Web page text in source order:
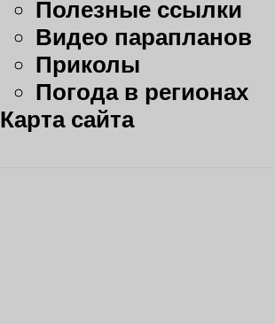
Полезные ссылки
Видео парапланов
Приколы
Погода в регионах
Карта сайта